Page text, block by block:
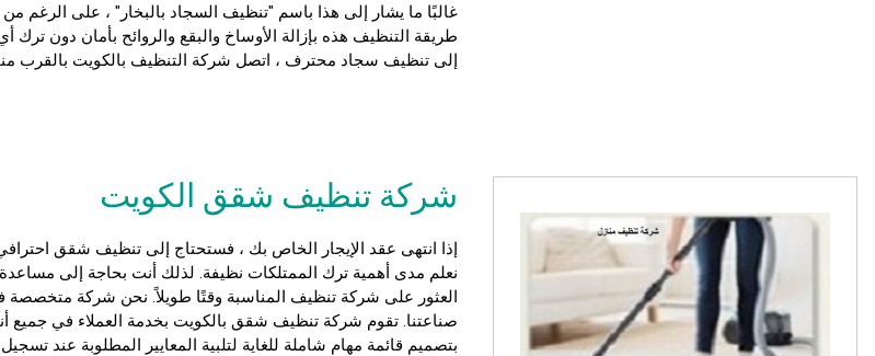
غالبًا ما يشار إلى هذا باسم "تنظيف السجاد بالبخار" ، على الرغم من
طريقة التنظيف هذه بإزالة الأوساخ والبقع والروائح بأمان دون ترك
إلى تنظيف سجاد محترف ، اتصل شركة التنظيف بالكويت بالقرب
شركة تنظيف شقق الكويت
إذا انتهى عقد الإيجار الخاص بك ، فستحتاج إلى تنظيف شقق
نعلم مدى أهمية ترك الممتلكات نظيفة. لذلك أنت بحاجة إلى مساعدة
العثور على شركة تنظيف المناسبة وقتًا طويلاً. نحن شركة
بتصميم قائمة مهام شاملة للغاية لتلبية المعايير المطلوبة عند